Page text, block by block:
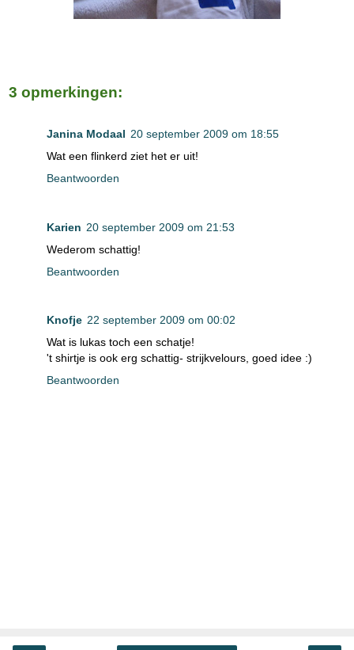
3 opmerkingen:
Janina Modaal 20 september 2009 om 18:55
Wat een flinkerd ziet het er uit!
Beantwoorden
Karien 20 september 2009 om 21:53
Wederom schattig!
Beantwoorden
Knofje 22 september 2009 om 00:02
Wat is lukas toch een schatje!
't shirtje is ook erg schattig- strijkvelours, goed idee :)
Beantwoorden